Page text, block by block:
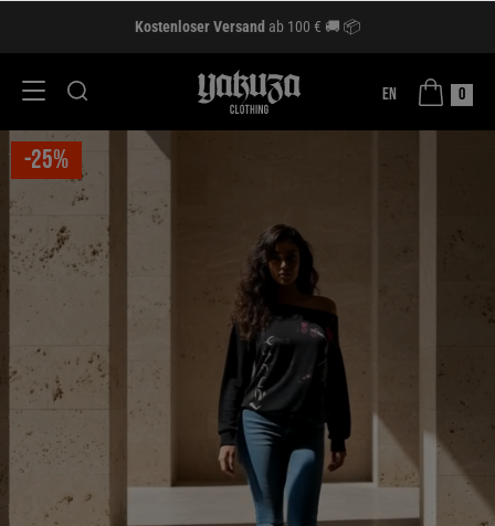
Kostenloser Versand ab 100 € 🚚 📦
EN 0
-25%